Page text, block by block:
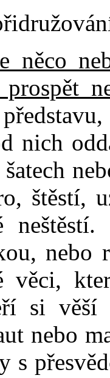
něco
nich
štěstí,
nebo
věci,
si
nebo
s